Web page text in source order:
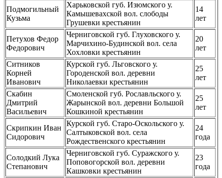
Подмогильный
Кузьма
Харьковской губ. Изюмского у.
Камышевахской вол. слободы
Грушевки крестьянин
14
лет
Петухов Федор
Федорович
Черниговской губ. Глуховского у.
Марчихино-Будинской вол. села
Хохловки крестьянин
20
лет
Ситников
Корней
Иванович
Курской губ. Льговского у.
Городенской вол. деревни
Николаевки крестьянин
25
лет
Скабин
Дмитрий
Васильевич
Смоленской губ. Рославльского у.
Жарынской вол. деревни Большой
Кошкиной крестьянин
25
лет
Скрипкин Иван
Сидорович
Курской губ. Старо-Оскольского у.
Салтыковской вол. села
Рождественского крестьянин
24
года
Солодкий Лука
Степанович
Черниговской губ. Суражского у.
Поповогорской вол. деревни
Кашковки крестьянин
23
года